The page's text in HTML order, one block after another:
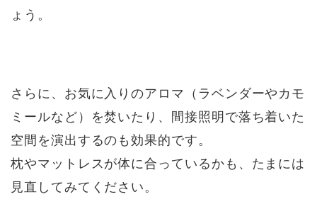
ょう。
さらに、お気に入りのアロマ（ラベンダーやカモ
ミールなど）を焚いたり、間接照明で落ち着いた
空間を演出するのも効果的です。
枕やマットレスが体に合っているかも、たまには
見直してみてください。